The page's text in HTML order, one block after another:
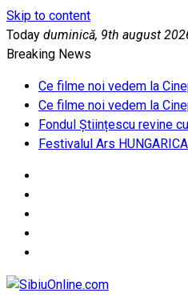
Skip to content
Today duminică, 9th august
Breaking News
Ce filme noi vedem la
Ce filme noi vedem la
Fondul Științescu revine
Festivalul Ars